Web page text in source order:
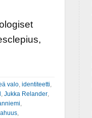
valo, identiteetti
Jukka Relander,
,